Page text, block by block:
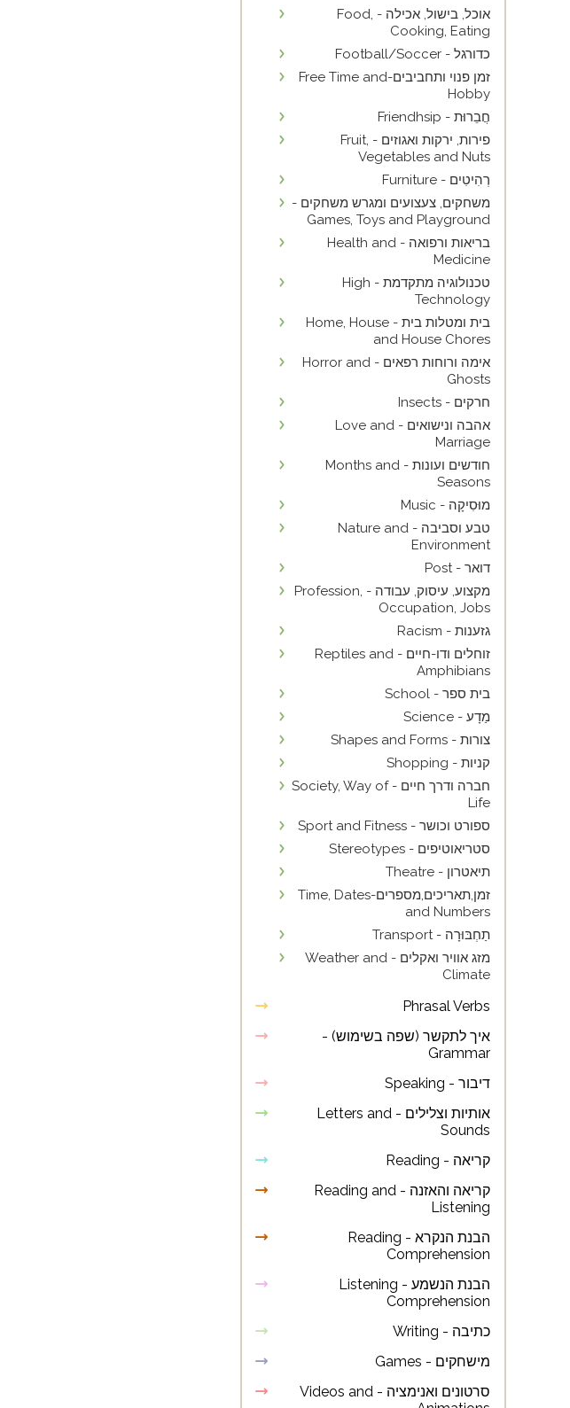
אוכל, בישול, אכילה - Food,
Cooking, Eating
כדורגל - Football/Soccer
זמן פנוי ותחביבים-Free Time and
Hobby
חֲבֵרוּת - Friendhsip
פירות, ירקות ואגוזים - Fruit,
Vegetables and Nuts
רְהִיטִים - Furniture
משחקים, צעצועים ומגרש משחקים -
Games, Toys and Playground
בריאות ורפואה - Health and
Medicine
טכנולוגיה מתקדמת - High
Technology
בית ומטלות בית - Home, House
and House Chores
אימה ורוחות רפאים - Horror and
Ghosts
חרקים - Insects
אהבה ונישואים - Love and
Marriage
חודשים ועונות - Months and
Seasons
מוּסִיקָה - Music
טבע וסביבה - Nature and
Environment
דואר - Post
מקצוע, עיסוק, עבודה - Profession,
Occupation, Jobs
גזענות - Racism
זוחלים ודו-חיים - Reptiles and
Amphibians
בית ספר - School
מַדָע - Science
צורות - Shapes and Forms
קניות - Shopping
חברה ודרך חיים - Society, Way of
Life
ספורט וכושר - Sport and Fitness
סטריאוטיפים - Stereotypes
תיאטרון - Theatre
זמן,תאריכים,מספרים-Time, Dates
and Numbers
תַחְבּוּרָה - Transport
מזג אוויר ואקלים - Weather and
Climate
Phrasal Verbs
איך לתקשר (שפה בשימוש) -
Grammar
דיבור - Speaking
אותיות וצלילים - Letters and
Sounds
קריאה - Reading
קריאה והאזנה - Reading and
Listening
הבנת הנקרא - Reading
Comprehension
הבנת הנשמע - Listening
Comprehension
כתיבה - Writing
מישחקים - Games
סרטונים ואנימציה - Videos and